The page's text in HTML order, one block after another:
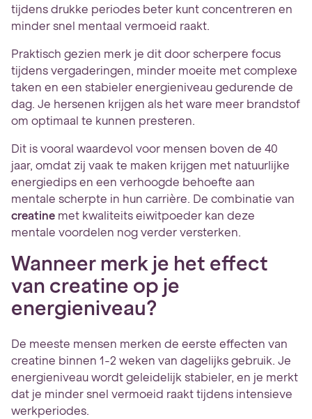
tijdens drukke periodes beter kunt concentreren en
minder snel mentaal vermoeid raakt.
Praktisch gezien merk je dit door scherpere focus
tijdens vergaderingen, minder moeite met complexe
taken en een stabieler energieniveau gedurende de
dag. Je hersenen krijgen als het ware meer brandstof
om optimaal te kunnen presteren.
Dit is vooral waardevol voor mensen boven de 40
jaar, omdat zij vaak te maken krijgen met natuurlijke
energiedips en een verhoogde behoefte aan
mentale scherpte in hun carrière. De combinatie van
creatine met kwaliteits eiwitpoeder kan deze
mentale voordelen nog verder versterken.
Wanneer merk je het effect
van creatine op je
energieniveau?
De meeste mensen merken de eerste effecten van
creatine binnen 1-2 weken van dagelijks gebruik. Je
energieniveau wordt geleidelijk stabieler, en je merkt
dat je minder snel vermoeid raakt tijdens intensieve
werkperiodes.